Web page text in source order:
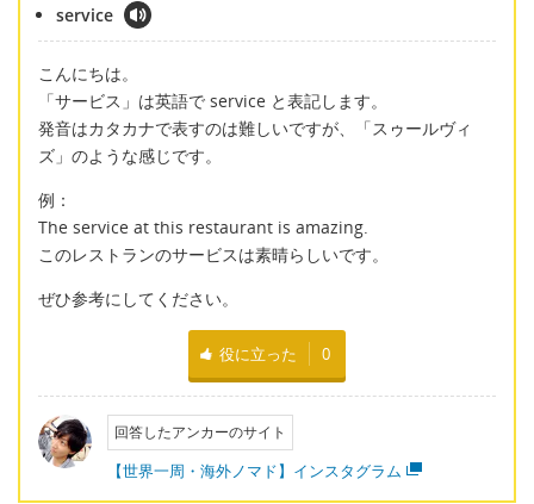
service
こんにちは。
「サービス」は英語で service と表記します。
発音はカタカナで表すのは難しいですが、「スゥールヴィ
ズ」のような感じです。
例：
The service at this restaurant is amazing.
このレストランのサービスは素晴らしいです。
ぜひ参考にしてください。
役に立った 0
回答したアンカーのサイト
【世界一周・海外ノマド】インスタグラム